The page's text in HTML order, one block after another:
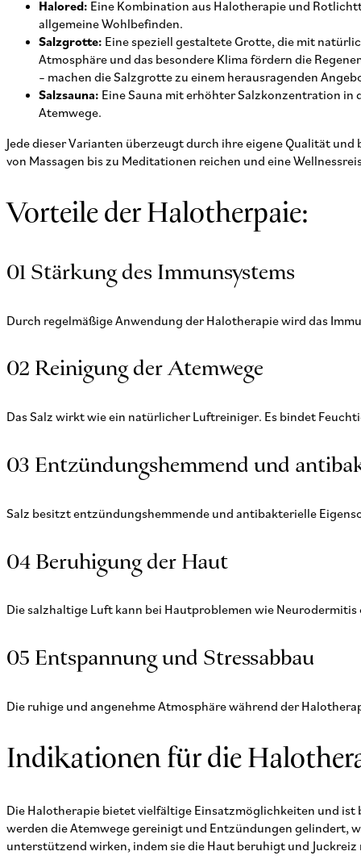
Halored: Eine Kombination aus Halotherapie und
allgemeine Wohlbefinden.
Salzgrotte: Eine speziell gestaltete Grotte, die mit
Atmosphäre und das besondere Klima fördern die
– machen die Salzgrotte zu einem herausragenden
Salzsauna: Eine Sauna mit erhöhter Salzkonzentration
Atemwege.
Jede dieser Varianten überzeugt durch ihre eigene Qualität
von Massagen bis zu Meditationen reichen und eine
Vorteile der Halotherpaie:
01 Stärkung des Immunsystems
Durch regelmäßige Anwendung der Halotherapie wird das
02 Reinigung der Atemwege
Das Salz wirkt wie ein natürlicher Luftreiniger. Es bindet
03 Entzündungshemmend und
Salz besitzt entzündungshemmende und antibakterielle
04 Beruhigung der Haut
Die salzhaltige Luft kann bei Hautproblemen wie
05 Entspannung und Stressabbau
Die ruhige und angenehme Atmosphäre während der
Indikationen für die
Die Halotherapie bietet vielfältige Einsatzmöglichkeiten und
werden die Atemwege gereinigt und Entzündungen gelindert,
unterstützend wirken, indem sie die Haut beruhigt und